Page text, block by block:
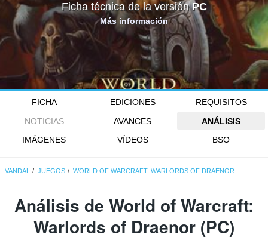
Ficha técnica de la versiónPC
Más información
FICHA EDICIONES
REQUISITOS
NOTICIAS
AVANCES
ANÁLISIS
IMÁGENES
VÍDEOS BSO
VANDAL JUEGOS WORLD OF WARCRAFT: WARLORDS OF DRAENOR
Análisis de World of Warcraft:
Warlords of Draenor (PC)